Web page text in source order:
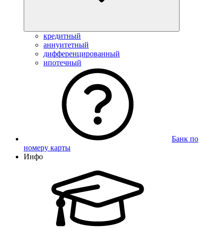
кредитный
аннуитетный
дифференцированный
ипотечный
Банк по
номеру карты
Инфо